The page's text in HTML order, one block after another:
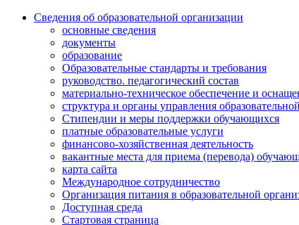
Сведения об образовательной организации
основные сведения
документы
образование
Образовательные стандарты и требования
руководство. педагогический состав
материально-техническое обеспечение и
структура и органы управления
Стипендии и меры поддержки обучающихся
платные образовательные услуги
финансово-хозяйственная деятельность
вакантные места для приема (перевода)
карта сайта
Международное сотрудничество
Организация питания в образовательной
Доступная среда
Стартовая страница